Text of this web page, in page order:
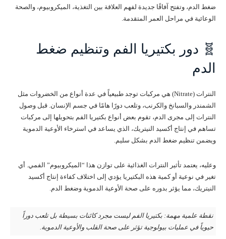
ضغط الدم، وتفتح آفاقًا جديدة لفهم العلاقة بين التغذية، الميكروبيوم، والصحة
الوعائية في مراحل العمر المتقدمة.
🧬 دور بكتيريا الفم وتنظيم ضغط
الدم
النترات (Nitrate) هي مركبات توجد طبيعياً في عدة أنواع من الخضروات مثل
الشمندر والسبانخ والكرنب، وتلعب دورًا هامًا في جسم الإنسان. قبل وصول
النترات إلى مجرى الدم، تقوم بعض أنواع بكتيريا الفم بتحويلها إلى مركبات
تساهم في إنتاج أكسيد النيتريك، الذي يساعد في استرخاء الأوعية الدموية
ويضمن تنظيم ضغط الدم بشكل سليم.
وعليه، يعتمد تأثير النترات الغذائية على توازن هذا “الميكروبيوم” الفمي. أي
تغير في نوعية أو كمية هذه البكتيريا يؤدي إلى اختلاف كفاءة إنتاج أكسيد
النيتريك، مما يؤثر بدوره على صحة الأوعية الدموية وضغط الدم.
نقطة علمية مهمة: بكتيريا الفم ليست مجرد كائنات بسيطة بل تلعب دوراً
حيوياً في عمليات بيولوجية تؤثر على صحة القلب والأوعية الدموية.